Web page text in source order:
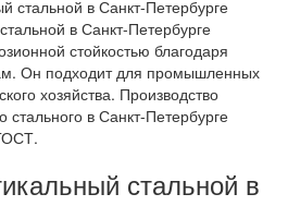
в Санкт-Петербурге
стойкостью благодаря
Он подходит для промышленных
хозяйства. Производство
стального в Санкт-Петербурге
стальной в